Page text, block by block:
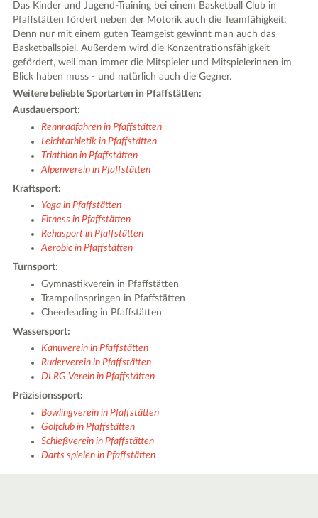
Das Kinder und Jugend-Training bei einem Basketball Club in
Pfaffstätten fördert neben der Motorik auch die Teamfähigkeit:
Denn nur mit einem guten Teamgeist gewinnt man auch das
Basketballspiel. Außerdem wird die Konzentrationsfähigkeit
gefördert, weil man immer die Mitspieler und Mitspielerinnen im
Blick haben muss - und natürlich auch die Gegner.
Weitere beliebte Sportarten in Pfaffstätten:
Ausdauersport:
Rennradfahren in Pfaffstätten
Leichtathletik in Pfaffstätten
Triathlon in Pfaffstätten
Alpenverein in Pfaffstätten
Kraftsport:
Yoga in Pfaffstätten
Fitness in Pfaffstätten
Rehasport in Pfaffstätten
Aerobic in Pfaffstätten
Turnsport:
Gymnastikverein in Pfaffstätten
Trampolinspringen in Pfaffstätten
Cheerleading in Pfaffstätten
Wassersport:
Kanuverein in Pfaffstätten
Ruderverein in Pfaffstätten
DLRG Verein in Pfaffstätten
Präzisionssport:
Bowlingverein in Pfaffstätten
Golfclub in Pfaffstätten
Schießverein in Pfaffstätten
Darts spielen in Pfaffstätten